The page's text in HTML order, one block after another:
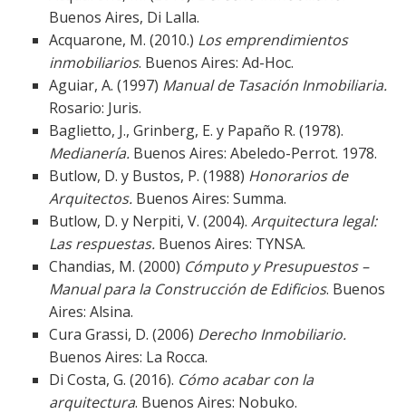
Buenos Aires, Di Lalla.
Acquarone, M. (2010.) Los emprendimientos
inmobiliarios. Buenos Aires: Ad-Hoc.
Aguiar, A. (1997) Manual de Tasación Inmobiliaria.
Rosario: Juris.
Baglietto, J., Grinberg, E. y Papaño R. (1978).
Medianería.Buenos Aires: Abeledo-Perrot. 1978.
Butlow, D. y Bustos, P. (1988) Honorarios de
Arquitectos.Buenos Aires: Summa.
Butlow, D. y Nerpiti, V. (2004). Arquitectura legal:
Las respuestas.Buenos Aires: TYNSA.
Chandias, M. (2000) Cómputo y Presupuestos –
Manual para la Construcción de Edificios. Buenos
Aires: Alsina.
Cura Grassi, D. (2006) Derecho Inmobiliario.
Buenos Aires: La Rocca.
Di Costa, G. (2016). Cómo acabar con la
arquitectura. Buenos Aires: Nobuko.